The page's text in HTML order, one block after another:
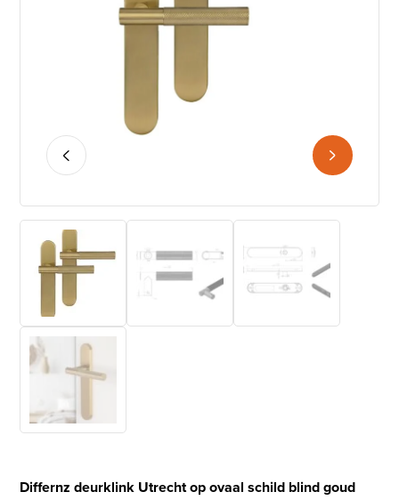
Differnz deurklink Utrecht op ovaal schild blind goud